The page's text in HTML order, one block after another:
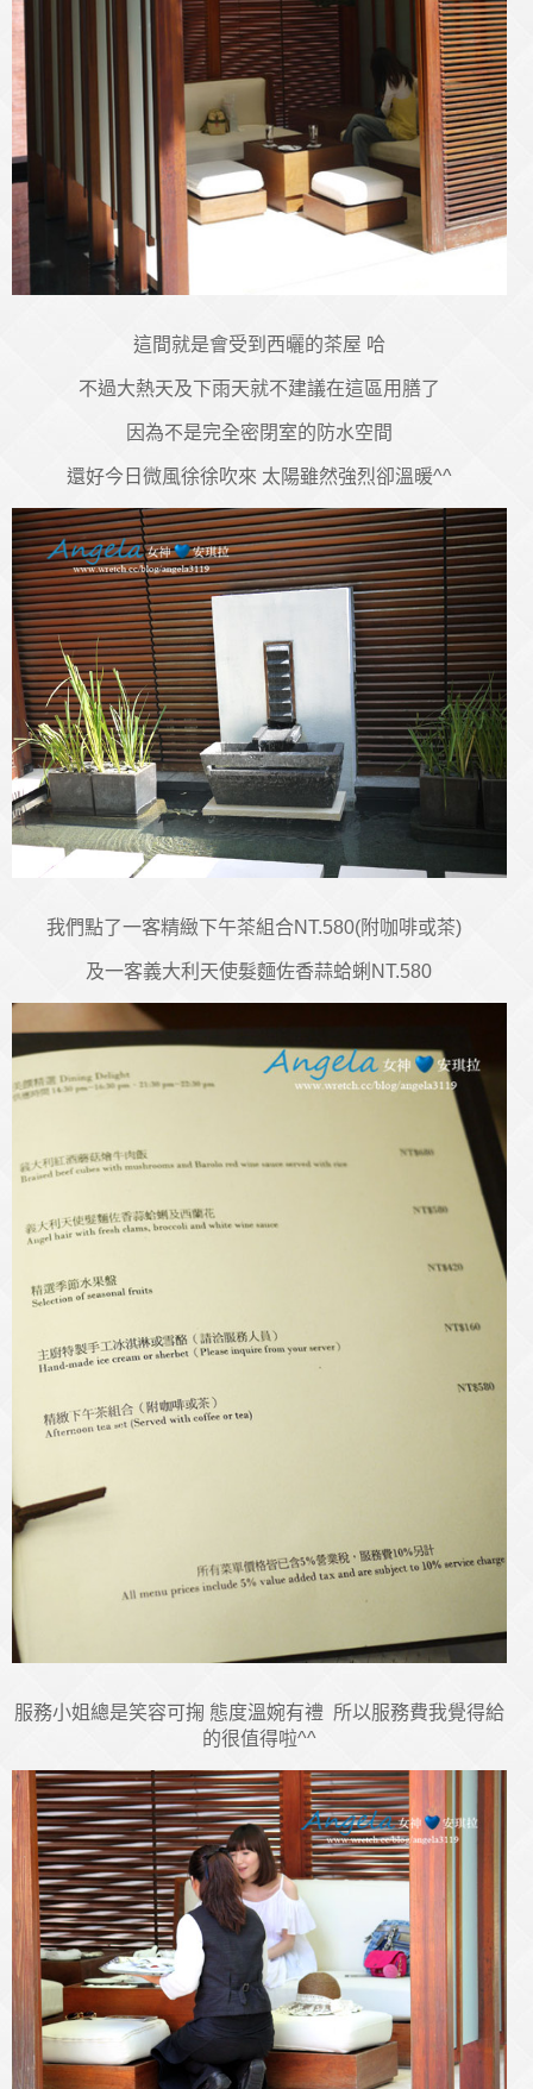
這間就是會受到西曬的茶屋 哈
不過大熱天及下雨天就不建議在這區用膳了
因為不是完全密閉室的防水空間
還好今日微風徐徐吹來 太陽雖然強烈卻溫暖^^
我們點了一客精緻下午茶組合NT.580(附咖啡或茶)
及一客義大利天使髮麵佐香蒜蛤蜊NT.580
服務小姐總是笑容可掬 態度溫婉有禮 所以服務費我覺得給
的很值得啦^^